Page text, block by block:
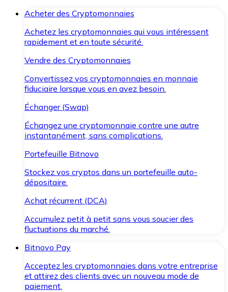
Acheter des Cryptomonnaies
Achetez les cryptomonnaies qui vous intéressent
rapidement et en toute sécurité.
Vendre des Cryptomonnaies
Convertissez vos cryptomonnaies en monnaie
fiduciaire lorsque vous en avez besoin.
Échanger (Swap)
Échangez une cryptomonnaie contre une autre
instantanément, sans complications.
Portefeuille Bitnovo
Stockez vos cryptos dans un portefeuille auto-
dépositaire.
Achat récurrent (DCA)
Accumulez petit à petit sans vous soucier des
fluctuations du marché.
Bitnovo Pay
Acceptez les cryptomonnaies dans votre entreprise
et attirez des clients avec un nouveau mode de
paiement.